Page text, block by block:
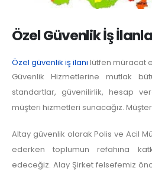
Özel Güvenlik İş
Özel güvenlik iş ilanı lütfen müracat
Güvenlik Hizmetlerine mutlak
standartlar, güvenilirlik, hesap
müşteri hizmetleri sunacağız.
Altay güvenlik olarak Polis ve Acil
ederken toplumun refahına
edeceğiz. Alay Şirket felsefemiz